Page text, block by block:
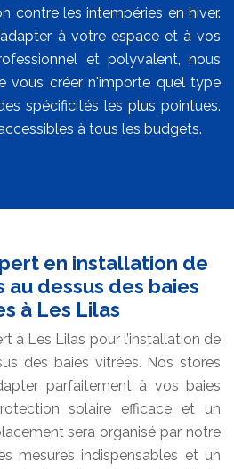
contre les intempéries en hiver.
à votre espace et à vos
et polyvalent, nous
vous créer n'importe quel type
spécificités les plus pointues.
à tous les budgets.
en installation de
au dessus des baies
à Les Lilas
à Les Lilas pour l’installation de
des baies vitrées. Nos stores
parfaitement à vos baies
solaire efficace et un
sera organisé par notre
mesures indispensables et un